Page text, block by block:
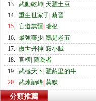
13. 武動乾坤 天蠶土豆
14. 重生世家子 蔡晉
15. 官道無疆 瑞根
16. 最強棄少 鵝是老五
17. 傲世丹神 寂小賊
18. 官榜 隱為者
19. 武極天下 蠶繭里的牛
20. 武煉巔峰 莫默
分類推薦